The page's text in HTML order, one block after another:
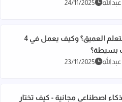
24/11/2025
العميق؟ وكيف يعمل في 4 خطوات بسيطة؟
ماهو التعلم العميق؟ وكيف يعمل في 4
بسيطة؟
23/11/2025
اصطناعي مجانية - كيف تختار